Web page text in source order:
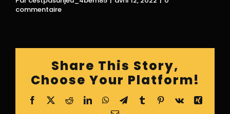
commentaire
Share This Story,
Choose Your Platform!
Facebook
X RedditLinkedInWhatsApp
TelegramTumblrPinterest
Vk
Xing